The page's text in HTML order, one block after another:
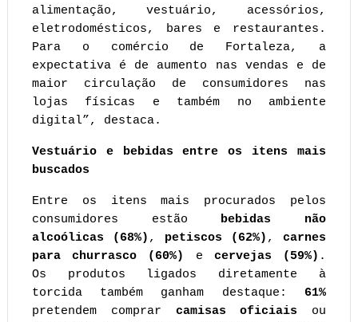
alimentação, vestuário, acessórios,
eletrodomésticos, bares e restaurantes.
Para o comércio de Fortaleza, a
expectativa é de aumento nas vendas e de
maior circulação de consumidores nas
lojas físicas e também no ambiente
digital”, destaca.
Vestuário e bebidas entre os itens mais
buscados
Entre os itens mais procurados pelos
consumidores estão bebidas não
alcoólicas (68%) , petiscos (62%) , carnes
para churrasco (60%)
e cervejas (59%) .
Os produtos ligados diretamente à
torcida também ganham destaque: 61%
pretendem comprar camisas oficiais ou